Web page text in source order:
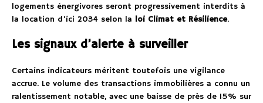
logements énergivores seront progressivement interdits à
la location d’ici 2034 selon la loi Climat et Résilience.
Les signaux d’alerte à surveiller
Certains indicateurs méritent toutefois une vigilance
accrue. Le volume des transactions immobilières a connu un
ralentissement notable, avec une baisse de près de 15% sur